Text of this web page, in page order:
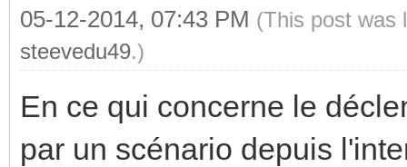
05-12-2014, 07:43 PM (This post was
steevedu49.)
En ce qui concerne le
par un scénario depuis